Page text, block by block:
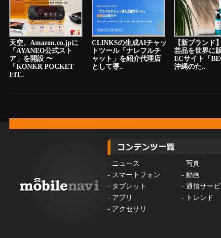
天空、Amazon.co.jpに
「AYANEO公式スト
ア」を開設 〜
「KONKR POCKET
FIT..
CLINKSの生成AIチャッ
トツール「ナレフルチ
ャット」を紹介代理店
として導..
【新ブランド
芸品を世界に
ECサイト「
沖縄のた..
- ニュース - 写真
- スマートフォン - 動画
- タブレット - 通信サー
- アプリ -
トレンド
- アクセサリ